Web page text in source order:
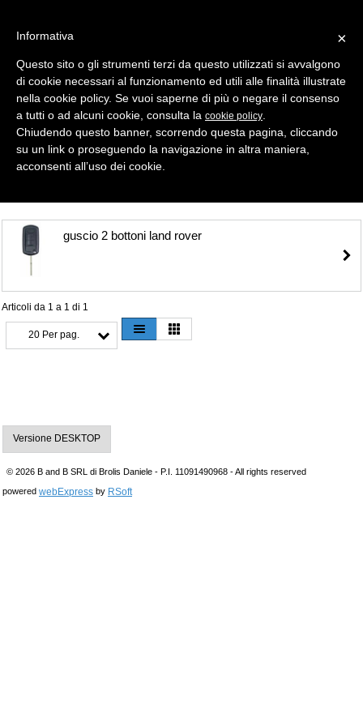
Selezione
Shell- Keys ( Gusci Auto ) > LAND ROVER
guscio 2 bottoni land rover
Articoli da 1 a 1 di 1
20 Per pag.
Versione DESKTOP
© 2026 B and B SRL di Brolis Daniele - P.I. 11091490968 - All rights reserved
powered webExpress by RSoft
×
Informativa
Questo sito o gli strumenti terzi da questo utilizzati si avvalgono
di cookie necessari al funzionamento ed utili alle finalità illustrate
nella cookie policy. Se vuoi saperne di più o negare il consenso
a tutti o ad alcuni cookie, consulta la cookie policy
Chiudendo questo banner, scorrendo questa pagina, cliccando
su un link o proseguendo la navigazione in altra maniera,
acconsenti all’uso dei cookie.